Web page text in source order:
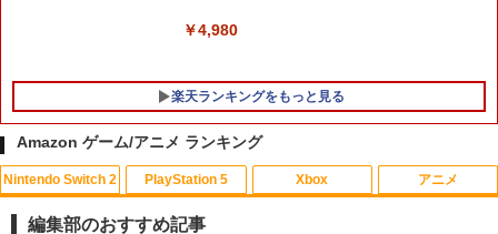
コナミデジタルエンタテインメント 【封
D: MASTER COLLECTION Vol.2 [ELJM
-30900 PS5 メタルギアソリッド マスタ-
コレクション 2]
￥4,980
楽天ランキングをもっと見る
1
【中古】ファインディング・ドリー Mov
ieNEX [純正ブルーレイ＋純正ケース]
Amazon ゲーム/アニメ ランキング
Nintendo Switch 2 PlayStation 5 Xbox アニメ
編集部のおすすめ記事